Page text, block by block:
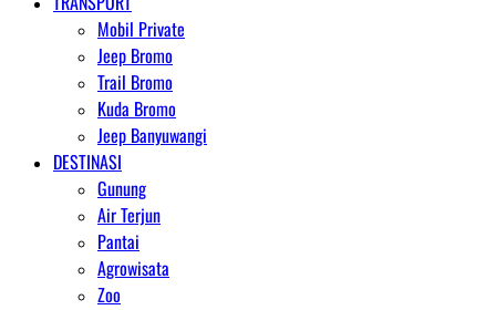
Mobil Private
Jeep Bromo
Trail Bromo
Kuda Bromo
Jeep Banyuwangi
DESTINASI
Gunung
Air Terjun
Pantai
Agrowisata
Zoo